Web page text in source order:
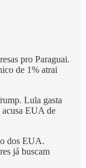
pro Paraguai.
de 1% atrai
Lula gasta
EUA de
dos EUA.
já buscam